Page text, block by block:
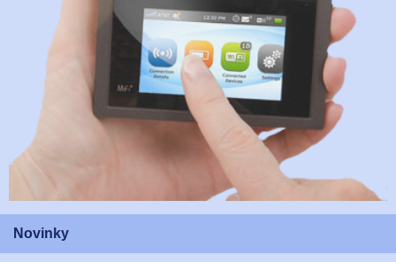
Novinky